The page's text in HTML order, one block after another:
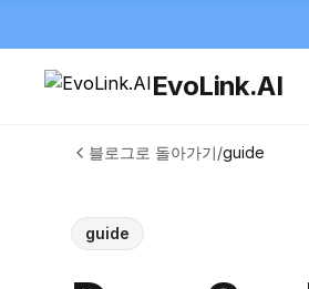
EvoLink.AI
블로그로 돌아가기/guide
guide